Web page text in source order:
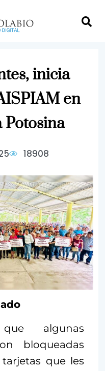
inicia
en
Potosina
18908
algunas
bloqueadas
que les